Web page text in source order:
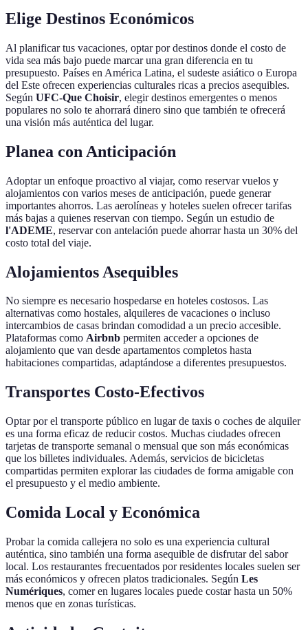
Elige Destinos Económicos
Al planificar tus vacaciones, optar por destinos donde el costo de
vida sea más bajo puede marcar una gran diferencia en tu
presupuesto. Países en América Latina, el sudeste asiático o Europa
del Este ofrecen experiencias culturales ricas a precios asequibles.
Según UFC-Que Choisir, elegir destinos emergentes o menos
populares no solo te ahorrará dinero sino que también te ofrecerá
una visión más auténtica del lugar.
Planea con Anticipación
Adoptar un enfoque proactivo al viajar, como reservar vuelos y
alojamientos con varios meses de anticipación, puede generar
importantes ahorros. Las aerolíneas y hoteles suelen ofrecer tarifas
más bajas a quienes reservan con tiempo. Según un estudio de
l'ADEME, reservar con antelación puede ahorrar hasta un 30% del
costo total del viaje.
Alojamientos Asequibles
No siempre es necesario hospedarse en hoteles costosos. Las
alternativas como hostales, alquileres de vacaciones o incluso
intercambios de casas brindan comodidad a un precio accesible.
Plataformas como Airbnb permiten acceder a opciones de
alojamiento que van desde apartamentos completos hasta
habitaciones compartidas, adaptándose a diferentes presupuestos.
Transportes Costo-Efectivos
Optar por el transporte público en lugar de taxis o coches de alquiler
es una forma eficaz de reducir costos. Muchas ciudades ofrecen
tarjetas de transporte semanal o mensual que son más económicas
que los billetes individuales. Además, servicios de bicicletas
compartidas permiten explorar las ciudades de forma amigable con
el presupuesto y el medio ambiente.
Comida Local y Económica
Probar la comida callejera no solo es una experiencia cultural
auténtica, sino también una forma asequible de disfrutar del sabor
local. Los restaurantes frecuentados por residentes locales suelen ser
más económicos y ofrecen platos tradicionales. Según Les
Numériques, comer en lugares locales puede costar hasta un 50%
menos que en zonas turísticas.